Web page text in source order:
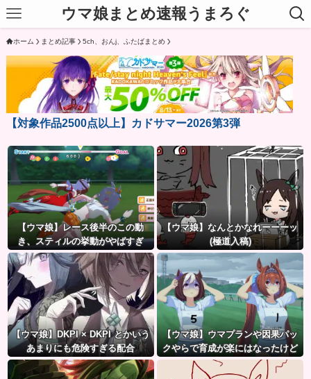
ウマ娘まとめ速報うまろぐ
ホーム まとめ記事 5ch、おんj、ふたばまとめ
【対象作品2500点以上】カドサマー2026第3弾
【ウマ娘】レース後半のこの動
き、スティルの挙動がやばすぎ
る。
【ウマ娘】なんとかなれーーーッ
(極道入稿)
【ウマ娘】DKPI × DKPI とかいう
あまりにも危険すぎる配合
【ウマ娘】ウマプランや因果パッ
クやらで育成が楽にはなったけど
ハードルも高くなってるんだ。